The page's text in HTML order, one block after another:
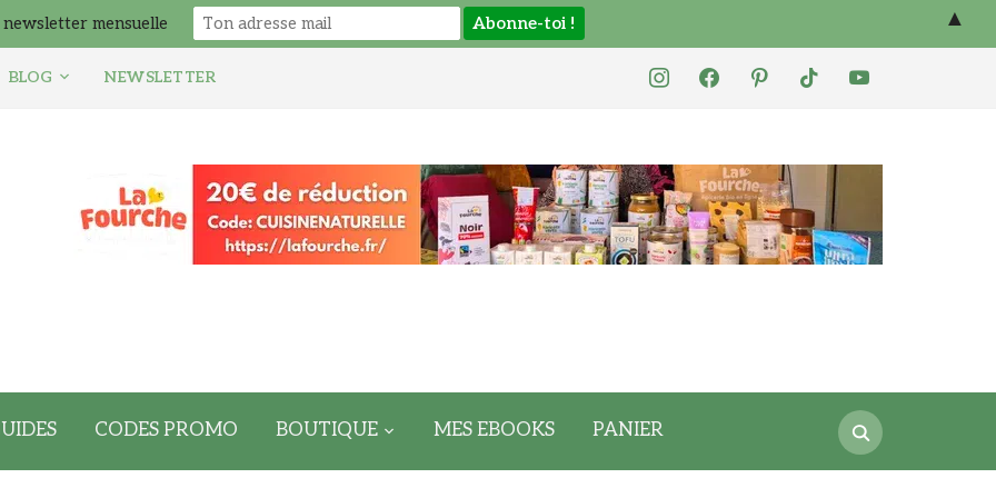
instagramfacebookpinteresttiktok youtube
BLOG NEWSLETTER
Search
for:
CODES PROMO BOUTIQUE MES EBOOKS PANIER
newsletter mensuelle ▲